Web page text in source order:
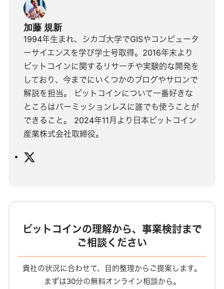
加藤 規新
1994年生まれ、シカゴ大学でGISやコンピュータ
ーサイエンスを学び学士号取得。2016年末より
ビットコインに関するリサーチや実験的な開発を
しており、今までにいくつかのブログやサロンで
解説を担当。 ビットコインについて一番好きな
ところはパーミッションレスに誰でも使うことが
できること。 2024年11月より日本ビットコイン
産業株式会社取締役。
ビットコインの理解から、事業検討まで
ご相談ください
貴社の状況に合わせて、目的整理からご提案します。
まずは30分の無料オンライン相談から。